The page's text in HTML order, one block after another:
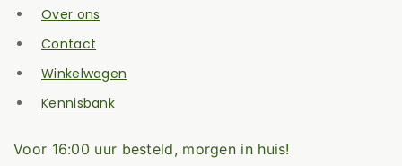
Skip
content
Over ons
Contact
Winkelwagen
Kennisbank
Voor 16:00 uur besteld, morgen in huis!